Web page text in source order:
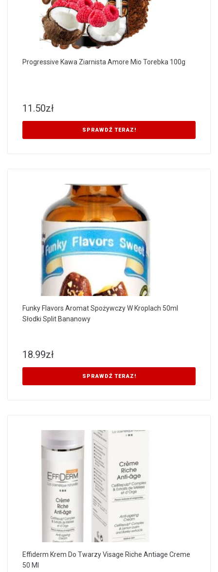
Progressive Kawa Ziarnista Amore Mio Torebka 100g
11.50zł
SPRAWDŹ TERAZ!
Funky Flavors Aromat Spożywczy W Kroplach 50ml
Słodki Split Bananowy
18.99zł
SPRAWDŹ TERAZ!
Effiderm Krem Do Twarzy Visage Riche Antiage Creme
50 Ml